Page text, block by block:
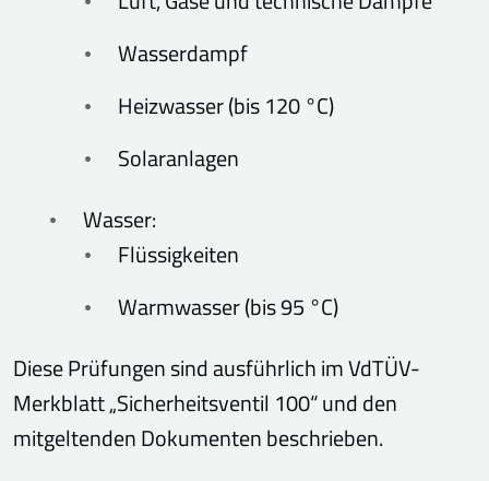
Wasserdampf
Heizwasser (bis 120 °C)
Solaranlagen
Wasser:
Flüssigkeiten
Warmwasser (bis 95 °C)
Diese Prüfungen sind ausführlich im VdTÜV-
Merkblatt „Sicherheitsventil 100“ und den
mitgeltenden Dokumenten beschrieben.